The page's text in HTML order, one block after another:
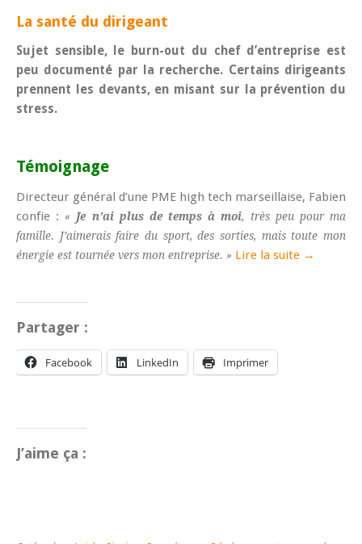
La santé du dirigeant
Sujet sensible, le burn-out du chef d’entreprise est
peu documenté par la recherche. Certains dirigeants
prennent les devants, en misant sur la prévention du
stress.
Témoignage
Directeur général d’une PME high tech marseillaise, Fabien
confie : « Je n’ai plus de temps à moi, très peu pour ma
famille. J’aimerais faire du sport, des sorties, mais toute mon
énergie est tournée vers mon entreprise. » Lire la suite →
Partager :
Facebook LinkedIn Imprimer
J’aime ça :